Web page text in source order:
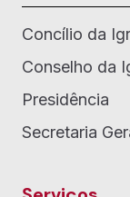
Concílio da
Conselho da
Presidência
Secretaria